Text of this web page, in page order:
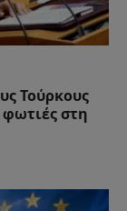
Τούρκους
στη